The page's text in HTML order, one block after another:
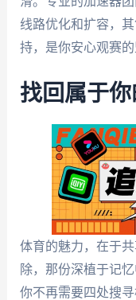
线路优化和扩容，
持，是你安心观赛的
找回属于
体育的魅力，在于
除，那份深植于记
你不再需要四处搜